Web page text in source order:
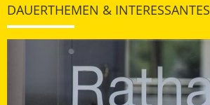
DAUERTHEMEN & INTERESSANTES